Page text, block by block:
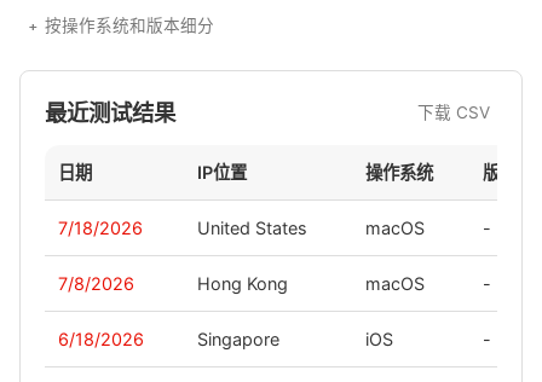
按操作系统和版本细分
最近测试结果 下载 CSV
日期 IP位置 操作系统 版本
7/18/2026 United States macOS -
7/8/2026 Hong Kong macOS -
6/18/2026 Singapore iOS -